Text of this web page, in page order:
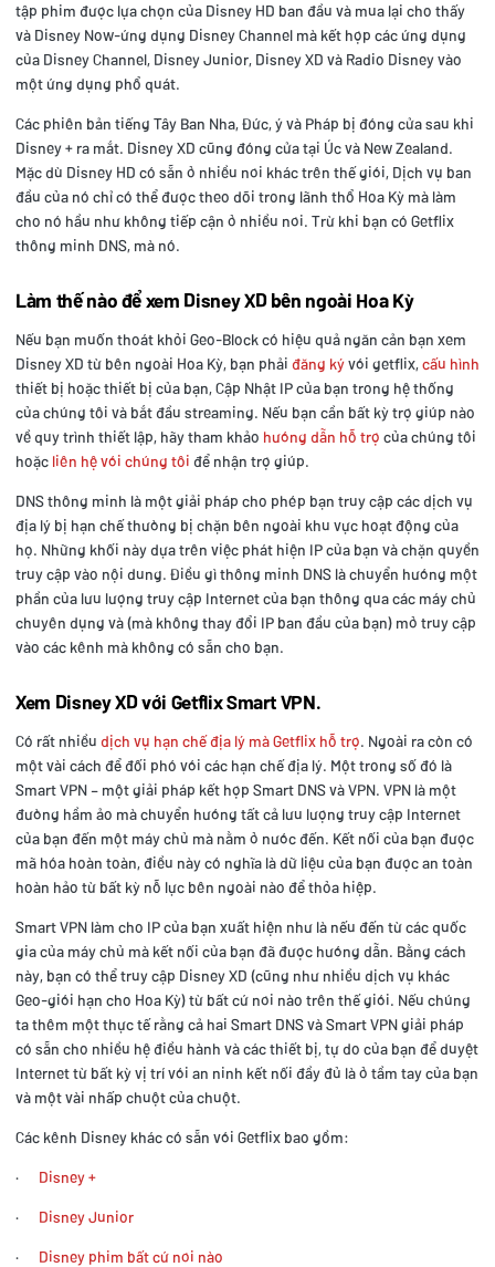
tập phim được lựa chọn của Disney HD ban đầu và mua lại cho thấy
và Disney Now-ứng dụng Disney Channel mà kết hợp các ứng dụng
của Disney Channel, Disney Junior, Disney XD và Radio Disney vào
một ứng dụng phổ quát.
Các phiên bản tiếng Tây Ban Nha, Đức, ý và Pháp bị đóng cửa sau khi
Disney + ra mắt. Disney XD cũng đóng cửa tại Úc và New Zealand.
Mặc dù Disney HD có sẵn ở nhiều nơi khác trên thế giới, Dịch vụ ban
đầu của nó chỉ có thể được theo dõi trong lãnh thổ Hoa Kỳ mà làm
cho nó hầu như không tiếp cận ở nhiều nơi. Trừ khi bạn có Getflix
thông minh DNS, mà nó.
Làm thế nào để xem Disney XD bên ngoài Hoa Kỳ
Nếu bạn muốn thoát khỏi Geo-Block có hiệu quả ngăn cản bạn xem
Disney XD từ bên ngoài Hoa Kỳ, bạn phải đăng kývới getflix,cấu hình
thiết bị hoặc thiết bị của bạn, Cập Nhật IP của bạn trong hệ thống
của chúng tôi và bắt đầu streaming. Nếu bạn cần bất kỳ trợ giúp nào
về quy trình thiết lập, hãy tham khảo hướng dẫn hỗ trợ của chúng tôi
hoặc liên hệ với chúng tôi để nhận trợ giúp.
DNS thông minh là một giải pháp cho phép bạn truy cập các dịch vụ
địa lý bị hạn chế thường bị chặn bên ngoài khu vực hoạt động của
họ. Những khối này dựa trên việc phát hiện IP của bạn và chặn quyền
truy cập vào nội dung. Điều gì thông minh DNS là chuyển hướng một
phần của lưu lượng truy cập Internet của bạn thông qua các máy chủ
chuyên dụng và (mà không thay đổi IP ban đầu của bạn) mở truy cập
vào các kênh mà không có sẵn cho bạn.
Xem Disney XD với Getflix Smart VPN.
Có rất nhiều dịch vụ hạn chế địa lý mà Getflix hỗ trợ. Ngoài ra còn có
một vài cách để đối phó với các hạn chế địa lý. Một trong số đó là
Smart VPN – một giải pháp kết hợp Smart DNS và VPN. VPN là một
đường hầm ảo mà chuyển hướng tất cả lưu lượng truy cập Internet
của bạn đến một máy chủ mà nằm ở nước đến. Kết nối của bạn được
mã hóa hoàn toàn, điều này có nghĩa là dữ liệu của bạn được an toàn
hoàn hảo từ bất kỳ nỗ lực bên ngoài nào để thỏa hiệp.
Smart VPN làm cho IP của bạn xuất hiện như là nếu đến từ các quốc
gia của máy chủ mà kết nối của bạn đã được hướng dẫn. Bằng cách
này, bạn có thể truy cập Disney XD (cũng như nhiều dịch vụ khác
Geo-giới hạn cho Hoa Kỳ) từ bất cứ nơi nào trên thế giới. Nếu chúng
ta thêm một thực tế rằng cả hai Smart DNS và Smart VPN giải pháp
có sẵn cho nhiều hệ điều hành và các thiết bị, tự do của bạn để duyệt
Internet từ bất kỳ vị trí với an ninh kết nối đầy đủ là ở tầm tay của bạn
và một vài nhấp chuột của chuột.
Các kênh Disney khác có sẵn với Getflix bao gồm:
· Disney +
· Disney Junior
· Disney phim bất cứ nơi nào